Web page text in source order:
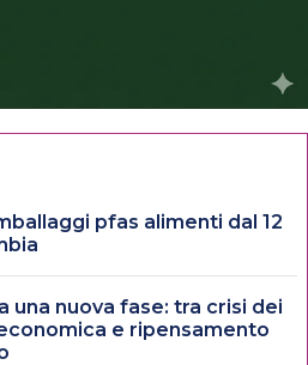
pfas alimenti dal 12
una nuova fase: tra crisi dei
e ripensamento